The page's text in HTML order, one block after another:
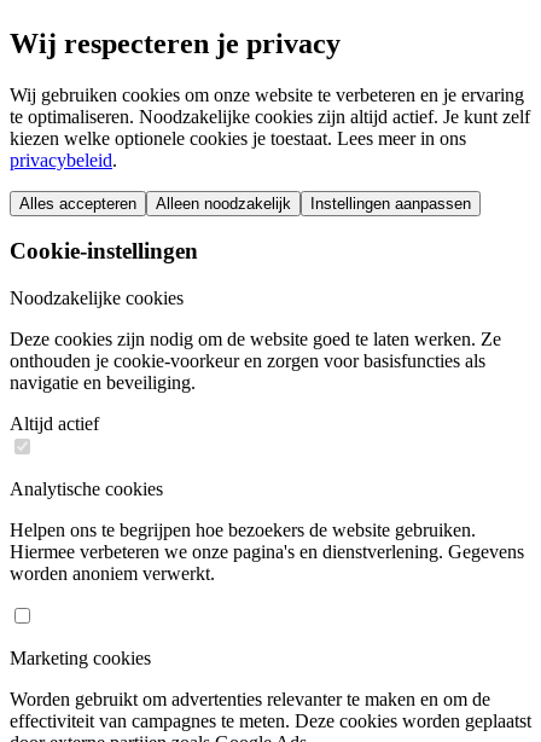
Wij respecteren je privacy
Wij gebruiken cookies om onze website te verbeteren en je ervaring
te optimaliseren. Noodzakelijke cookies zijn altijd actief. Je kunt zelf
kiezen welke optionele cookies je toestaat. Lees meer in ons
privacybeleid.
Alles accepteren Alleen noodzakelijk Instellingen aanpassen
Cookie-instellingen
Noodzakelijke cookies
Deze cookies zijn nodig om de website goed te laten werken. Ze
onthouden je cookie-voorkeur en zorgen voor basisfuncties als
navigatie en beveiliging.
Altijd actief
Analytische cookies
Helpen ons te begrijpen hoe bezoekers de website gebruiken.
Hiermee verbeteren we onze pagina's en dienstverlening. Gegevens
worden anoniem verwerkt.
Marketing cookies
Worden gebruikt om advertenties relevanter te maken en om de
effectiviteit van campagnes te meten. Deze cookies worden geplaatst